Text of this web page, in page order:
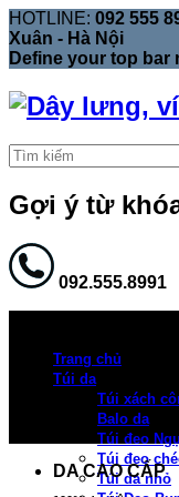
HOTLINE: 092 555
Xuân - Hà Nội
Define your top bar
Gợi ý từ
092.555.8991
Trang chủ
Túi da
Túi xách
Balo da
Túi đeo
Túi đeo
Túi da nhỏ
DA CAO CẤP